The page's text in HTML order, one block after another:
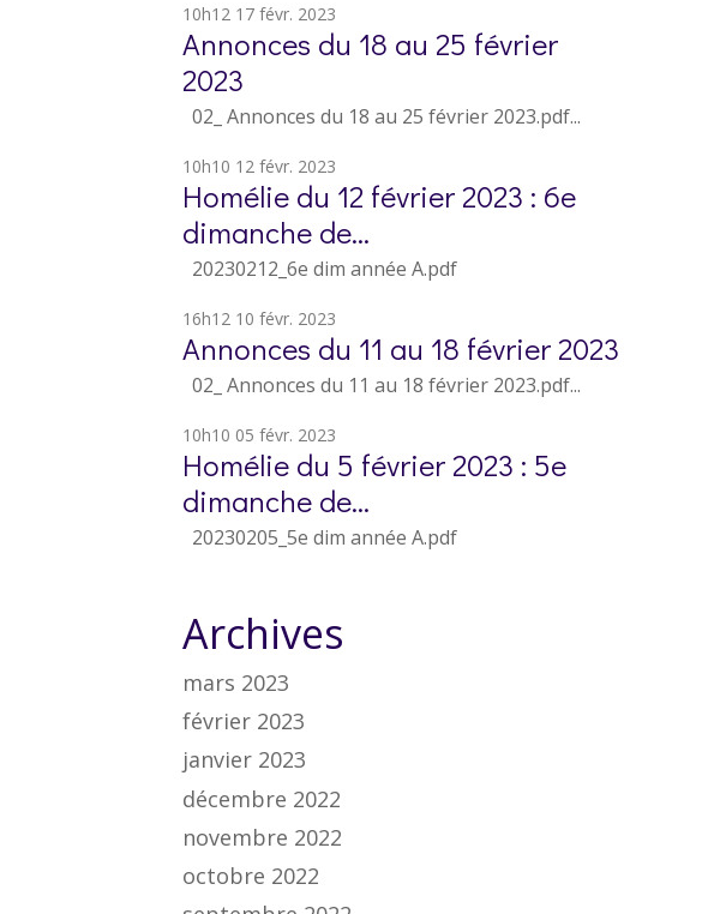
10h12 17 févr. 2023
Annonces du 18 au 25 février
2023
02_ Annonces du 18 au 25 février 2023.pdf...
10h10 12 févr. 2023
Homélie du 12 février 2023 : 6e
dimanche de...
20230212_6e dim année A.pdf
16h12 10 févr. 2023
Annonces du 11 au 18 février 2023
02_ Annonces du 11 au 18 février 2023.pdf...
10h10 05 févr. 2023
Homélie du 5 février 2023 : 5e
dimanche de...
20230205_5e dim année A.pdf
Archives
mars 2023
février 2023
janvier 2023
décembre 2022
novembre 2022
octobre 2022